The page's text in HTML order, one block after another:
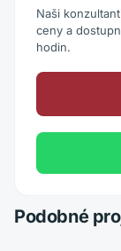
Naši
ceny a
hodin.
Podobné